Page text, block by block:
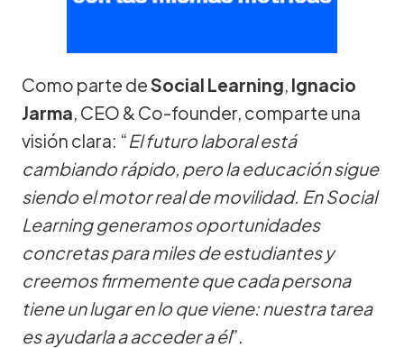
Como parte deSocial Learning, Ignacio
Jarma, CEO & Co-founder, comparte una
visión clara: “El futuro laboral está
cambiando rápido, pero la educación sigue
siendo el motor real de movilidad. En Social
Learning generamos oportunidades
concretas para miles de estudiantes y
creemos firmemente que cada persona
tiene un lugar en lo que viene: nuestra tarea
es ayudarla a acceder a él”.